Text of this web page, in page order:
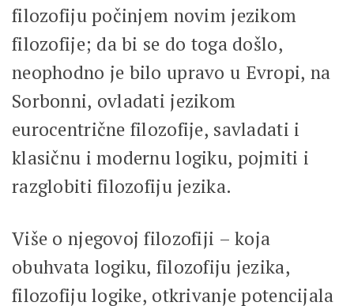
filozofiju počinjem novim jezikom
filozofije; da bi se do toga došlo,
neophodno je bilo upravo u Evropi, na
Sorbonni, ovladati jezikom
eurocentrične filozofije, savladati i
klasičnu i modernu logiku, pojmiti i
razglobiti filozofiju jezika.
Više o njegovoj filozofiji – koja
obuhvata logiku, filozofiju jezika,
filozofiju logike, otkrivanje potencijala